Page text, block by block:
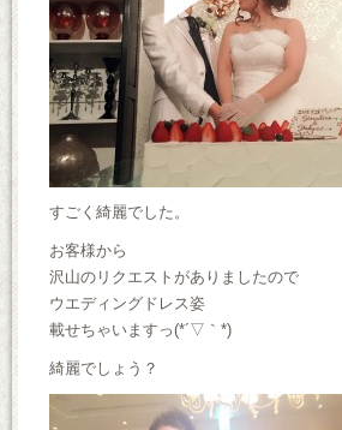
すごく綺麗でした。
お客様から
沢山のリクエストがありましたので
ウエディングドレス姿
載せちゃいますっ(*´▽｀*)
綺麗でしょう？